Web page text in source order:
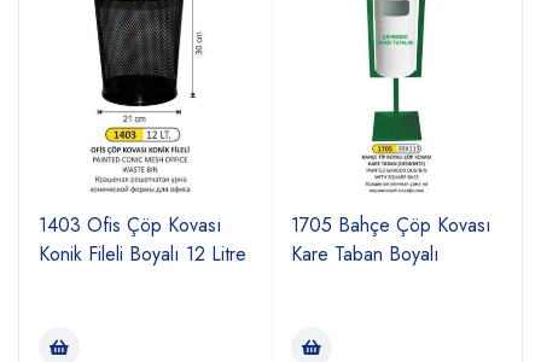
1403 Ofis Çöp Kovası
Konik Fileli Boyalı 12 Litre
1705 Bahçe Çöp Kovası
Kare Taban Boyalı